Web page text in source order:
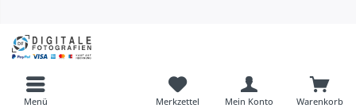
Menü Warenkorb
Merkzettel Mein Konto